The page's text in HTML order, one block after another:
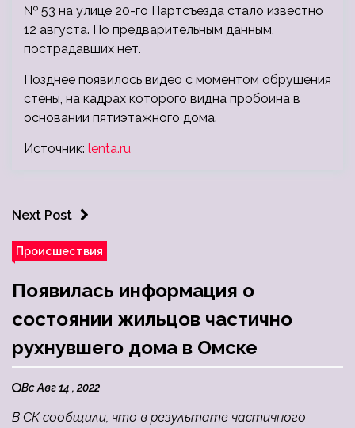
№ 53 на улице 20-го Партсъезда стало известно
12 августа. По предварительным данным,
пострадавших нет.
Позднее появилось видео с моментом обрушения
стены, на кадрах которого видна пробоина в
основании пятиэтажного дома.
Источник: lenta.ru
Next Post
Происшествия
Появилась информация о
состоянии жильцов частично
рухнувшего дома в Омске
Вс Авг 14 , 2022
В СК сообщили, что в результате частичного